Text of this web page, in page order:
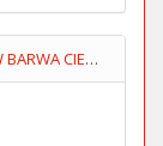
LAMPA WARSZTATOWA LED 8017D5 3-23W BARWA CIEPŁA/ZIMNA